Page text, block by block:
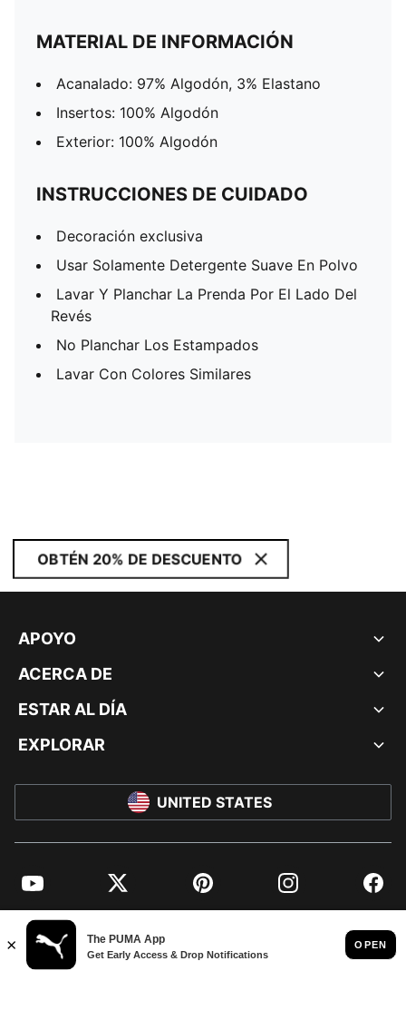
MATERIAL DE INFORMACIÓN
Acanalado: 97% Algodón, 3% Elastano
Insertos: 100% Algodón
Exterior: 100% Algodón
INSTRUCCIONES DE CUIDADO
Decoración exclusiva
Usar Solamente Detergente Suave En Polvo
Lavar Y Planchar La Prenda Por El Lado Del
Revés
No Planchar Los Estampados
Lavar Con Colores Similares
OBTÉN 20% DE DESCUENTO
APOYO
ACERCA DE
ESTAR AL DÍA
EXPLORAR
UNITED STATES
YouTube Twitter Pinterest Instagram
© PUMA NORTH AMERICA, INC.
IMPRINT AND LEGAL DATA